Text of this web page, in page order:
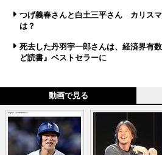
つげ義春さんと白土三平さん カリス
は？
死去した丹羽宇一郎さんは、経済界有
ど読書』ベストセラーに
動画で見る